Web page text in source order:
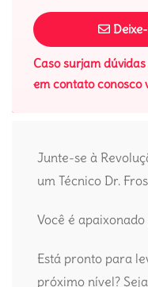
Caso surjam
em contato conosco
Junte-se à
um Técnico Dr.
Você é
Está pronto para
próximo nível?